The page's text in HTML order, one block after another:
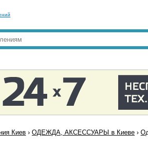
Киев ›ОДЕЖДА, АКСЕССУАРЫ в Киеве ›